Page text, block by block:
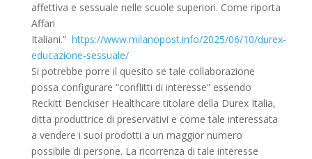
affettiva e sessuale nelle scuole superiori. Come riporta
Affari
Italiani.” https://www.milanopost.info/2025/06/10/durex-
educazione-sessuale/
Si potrebbe porre il quesito se tale collaborazione
possa configurare “conflitti di interesse” essendo
Reckitt Benckiser Healthcare titolare della Durex Italia,
ditta produttrice di preservativi e come tale interessata
a vendere i suoi prodotti a un maggior numero
possibile di persone. La ricorrenza di tale interesse